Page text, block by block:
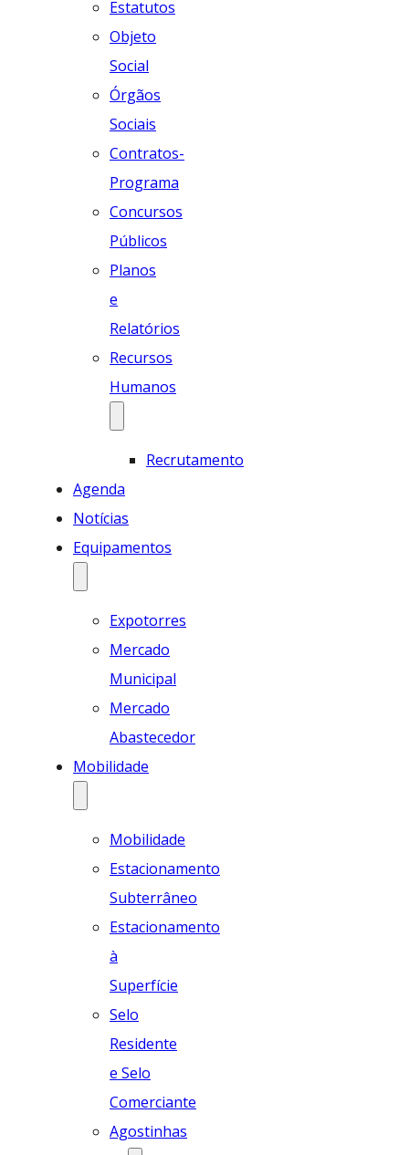
Estatutos
Objeto
Social
Órgãos
Sociais
Contratos-
Programa
Concursos
Públicos
Planos
e
Relatórios
Recursos
Humanos
Recrutamento
Agenda
Notícias
Equipamentos
Expotorres
Mercado
Municipal
Mercado
Abastecedor
Mobilidade
Mobilidade
Estacionamento
Subterrâneo
Estacionamento
à
Superfície
Selo
Residente
e Selo
Comerciante
Agostinhas